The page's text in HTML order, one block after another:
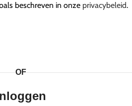
beschreven in onze privacybeleid.
OF